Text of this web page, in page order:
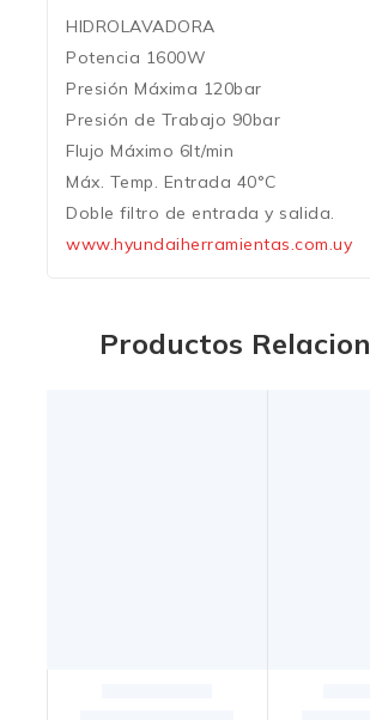
HIDROLAVADORA
Potencia 1600W
Presión Máxima 120bar
Presión de Trabajo 90bar
Flujo Máximo 6lt/min
Máx. Temp. Entrada 40°C
Doble filtro de entrada y salida.
www.hyundaiherramientas.com.uy
Productos